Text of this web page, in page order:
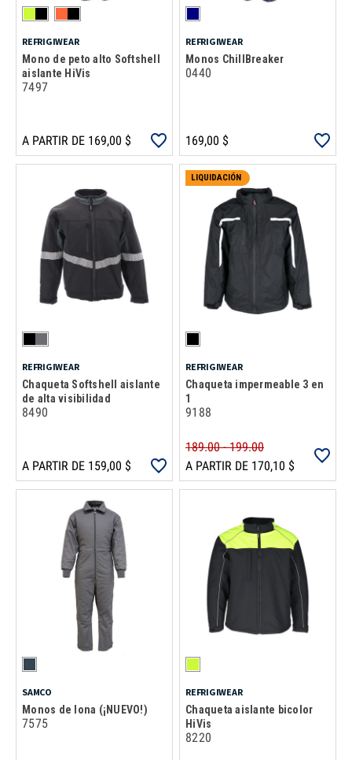
REFRIGIWEAR
Mono de peto alto Softshell
aislante HiVis
7497
A PARTIR DE 169,00 $
REFRIGIWEAR
Monos ChillBreaker
0440
169,00 $
REFRIGIWEAR
Chaqueta Softshell aislante
de alta visibilidad
8490
A PARTIR DE 159,00 $
LIQUIDACIÓN
REFRIGIWEAR
Chaqueta impermeable 3 en
1
9188
189.00 - 199.00
A PARTIR DE 170,10 $
SAMCO
Monos de lona (¡NUEVO!)
7575
REFRIGIWEAR
Chaqueta aislante bicolor
HiVis
8220